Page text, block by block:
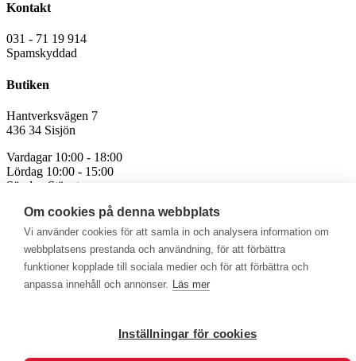
Om cookies på denna webbplats
Vi använder cookies för att samla in och analysera information om
webbplatsens prestanda och användning, för att förbättra
funktioner kopplade till sociala medier och för att förbättra och
anpassa innehåll och annonser. Läs mer
Inställningar för cookies
Kontakt
031 - 71 19 914
Spamskyddad
Butiken
Hantverksvägen 7
436 34 Sisjön
Vardagar 10:00 - 18:00
Lördag 10:00 - 15:00
Söndag Stängt
Avvikande öppettider för röda och helgdagar
Välkommen att se vårt övriga sortiment!